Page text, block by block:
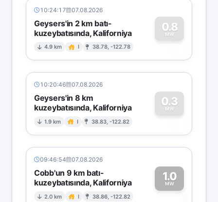
10:24:17 07.08.2026
Geysers'in 2 km batı-
kuzeybatısında, Kaliforniya
4.9 km I 38.78, -122.78
0.8
MW
0
10:20:46 07.08.2026
Geysers'in 8 km
kuzeybatısında, Kaliforniya
1.9 km I 38.83, -122.82
0.3
MW
0
09:46:54 07.08.2026
Cobb'un 9 km batı-
kuzeybatısında, Kaliforniya
2.0 km I 38.86, -122.82
1.0
MW